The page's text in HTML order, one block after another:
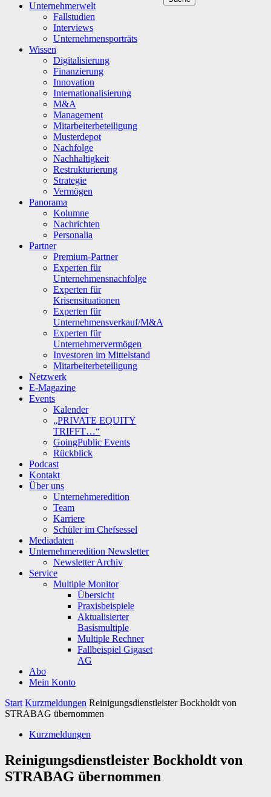
Unternehmerwelt
Fallstudien
Interviews
Unternehmensporträts
Wissen
Digitalisierung
Finanzierung
Innovation
Internationalisierung
M&A
Management
Mitarbeiterbeteiligung
Musterdepot
Nachfolge
Nachhaltigkeit
Restrukturierung
Strategie
Vermögen
Panorama
Kolumne
Nachrichten
Personalia
Partner
Premium-Partner
Experten für
Unternehmensnachfolge
Experten für
Krisensituationen
Experten für
Unternehmensverkauf/M&A
Experten für
Unternehmervermögen
Investoren im Mittelstand
Mitarbeiterbeteiligung
Netzwerk
E-Magazine
Events
Kalender
„PRIVATE EQUITY
TRIFFT…“
GoingPublic Events
Rückblick
Podcast
Kontakt
Über uns
Unternehmeredition
Team
Karriere
Schüler im Chefsessel
Mediadaten
Unternehmeredition Newsletter
Newsletter Archiv
Service
Multiple Monitor
Übersicht
Praxisbeispiele
Aktualisierter
Basismultiple
Multiple Rechner
Fallbeispiel Gigaset
AG
Abo
Mein Konto
Start Kurzmeldungen Reinigungsdienstleister Bockholdt von
STRABAG übernommen
Kurzmeldungen
Reinigungsdienstleister Bockholdt von
STRABAG übernommen